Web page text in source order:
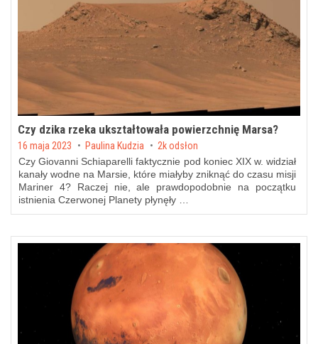
Czy dzika rzeka ukształtowała powierzchnię Marsa?
Posted on
16 maja 2023 byPaulina Kudzia 2k odsłon
Czy Giovanni Schiaparelli faktycznie pod koniec XIX w. widział
kanały wodne na Marsie, które miałyby zniknąć do czasu misji
Mariner 4? Raczej nie, ale prawdopodobnie na początku
istnienia Czerwonej Planety płynęły …